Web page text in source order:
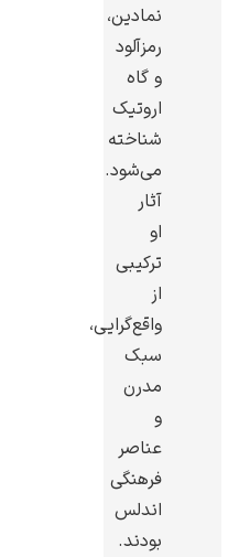
نمادین،
رمزآلود
و گاه
اروتیک
شناخته
می‌شود.
آثار
او
ترکیبی
از
واقع‌گرایی،
سبک
مدرن
و
عناصر
فرهنگی
اندلس
بودند.